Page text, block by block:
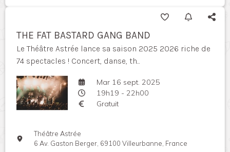
THE FAT BASTARD GANG BAND
Le Théâtre Astrée lance sa saison 2025 2026 riche de
74 spectacles ! Concert, danse, th...
Mar 16 sept. 2025
19h19 - 22h00
Gratuit
Théâtre Astrée
6 Av. Gaston Berger, 69100 Villeurbanne, France